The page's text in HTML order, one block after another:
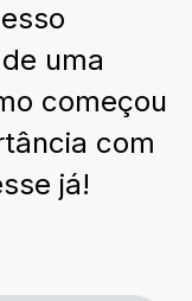
uma
começou
com
já!